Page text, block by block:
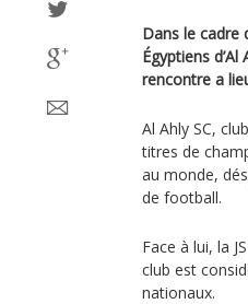
Dans le cadre
Égyptiens
rencontre a
Al Ahly SC,
titres de
au monde,
de football.
Face à lui, la
club est
nationaux.